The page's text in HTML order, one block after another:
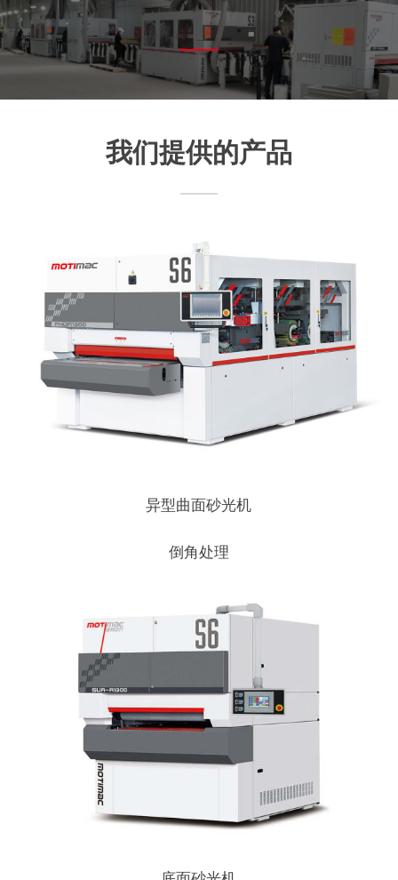
我们提供的产品
异型曲面砂光机
倒角处理